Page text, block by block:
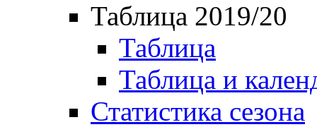
Таблица 2019/20
Таблица
Таблица и
Статистика сезона